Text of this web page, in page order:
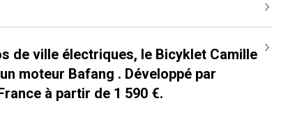
de ville électriques, le Bicyklet Camille
moteur Bafang . Développé par
à partir de 1 590 €.